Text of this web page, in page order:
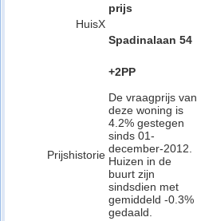
HuisX
prijs
Spadinalaan 54
+2PP
Prijshistorie
De vraagprijs van
deze woning is
4.2% gestegen
sinds 01-
december-2012.
Huizen in de
buurt zijn
sindsdien met
gemiddeld -0.3%
gedaald.